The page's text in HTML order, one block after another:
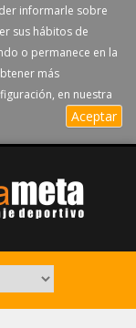
informarle sobre
sus hábitos de
o permanece en la
más
en nuestra
Aceptar